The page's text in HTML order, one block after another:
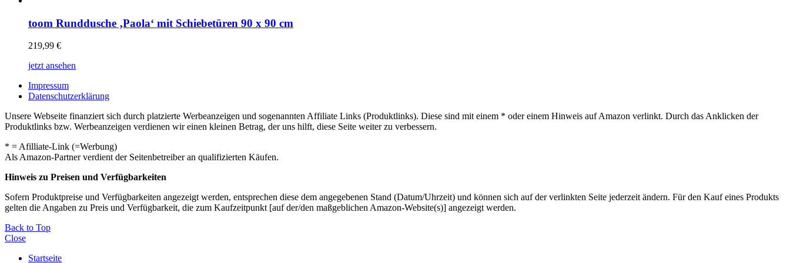
toom Runddusche ‚Paola‘ mit Schiebetüren 90 x 90 cm
219,99 €
jetzt ansehen
Impressum
Datenschutzerklärung
Unsere Webseite finanziert sich durch platzierte Werbeanzeigen und sogenannten Affiliate Links (Produktlinks). Diese sind mit einem * oder einem Hinweis auf Amazon verlinkt. Durch das Anklicken der
Produktlinks bzw. Werbeanzeigen verdienen wir einen kleinen Betrag, der uns hilft, diese Seite weiter zu verbessern.
* = Afilliate-Link (=Werbung)
Als Amazon-Partner verdient der Seitenbetreiber an qualifizierten Käufen.
Hinweis zu Preisen und Verfügbarkeiten
Sofern Produktpreise und Verfügbarkeiten angezeigt werden, entsprechen diese dem angegebenen Stand (Datum/Uhrzeit) und können sich auf der verlinkten Seite jederzeit ändern. Für den Kauf eines Produkts
gelten die Angaben zu Preis und Verfügbarkeit, die zum Kaufzeitpunkt [auf der/den maßgeblichen Amazon-Website(s)] angezeigt werden.
Back to Top
Close
Startseite